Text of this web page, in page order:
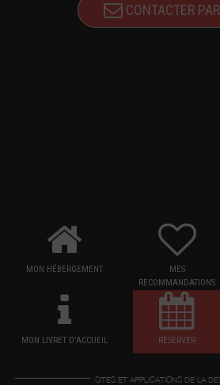
CONTACTER
MON HÉBERGEMENT
MES
RECOMMANDATIONS
MON LIVRET D'ACCUEIL RÉSERVER
SITES ET APPLICATIONS DE LA